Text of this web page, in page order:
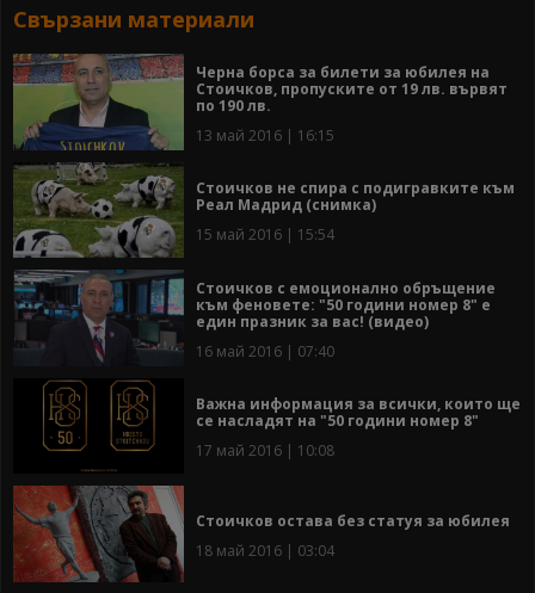
Свързани материали
Черна борса за билети за юбилея на
Стоичков, пропуските от 19 лв. вървят
по 190 лв.
13 май 2016 | 16:15
Стоичков не спира с подигравките към
Реал Мадрид (снимка)
15 май 2016 | 15:54
Стоичков с емоционално обръщение
към феновете: "50 години номер 8" е
един празник за вас! (видео)
16 май 2016 | 07:40
Важна информация за всички, които ще
се насладят на "50 години номер 8"
17 май 2016 | 10:08
Стоичков остава без статуя за юбилея
18 май 2016 | 03:04